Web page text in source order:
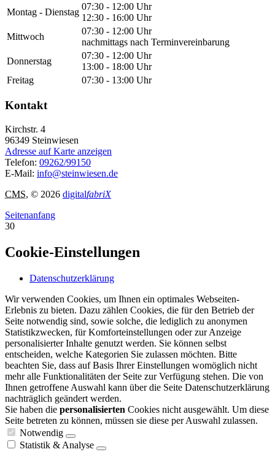
Montag - Dienstag
07:30 - 12:00 Uhr
12:30 - 16:00 Uhr
Mittwoch
07:30 - 12:00 Uhr
nachmittags nach Terminvereinbarung
Donnerstag
07:30 - 12:00 Uhr
13:00 - 18:00 Uhr
Freitag
07:30 - 13:00 Uhr
Kontakt
Kirchstr. 4
96349 Steinwiesen
Adresse auf Karte anzeigen
Telefon: 09262/99150
E-Mail: info@steinwiesen.de
CMS, © 2026 digitalfabriX
Seitenanfang
30
Cookie-Einstellungen
Datenschutzerklärung
Wir verwenden Cookies, um Ihnen ein optimales Webseiten-
Erlebnis zu bieten. Dazu zählen Cookies, die für den Betrieb der
Seite notwendig sind, sowie solche, die lediglich zu anonymen
Statistikzwecken, für Komforteinstellungen oder zur Anzeige
personalisierter Inhalte genutzt werden. Sie können selbst
entscheiden, welche Kategorien Sie zulassen möchten. Bitte
beachten Sie, dass auf Basis Ihrer Einstellungen womöglich nicht
mehr alle Funktionalitäten der Seite zur Verfügung stehen. Die von
Ihnen getroffene Auswahl kann über die Seite Datenschutzerklärung
nachträglich geändert werden.
Sie haben die personalisierten Cookies nicht ausgewählt. Um diese
Seite betreten zu können, müssen sie diese per Auswahl zulassen.
Notwendig
Statistik & Analyse